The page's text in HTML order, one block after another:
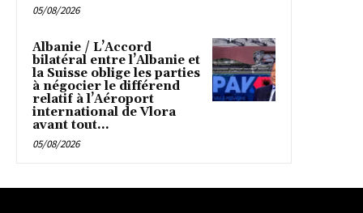
05/08/2026
Albanie / L’Accord
bilatéral entre l’Albanie et
la Suisse oblige les parties
à négocier le différend
relatif à l’Aéroport
international de Vlora
avant tout...
05/08/2026